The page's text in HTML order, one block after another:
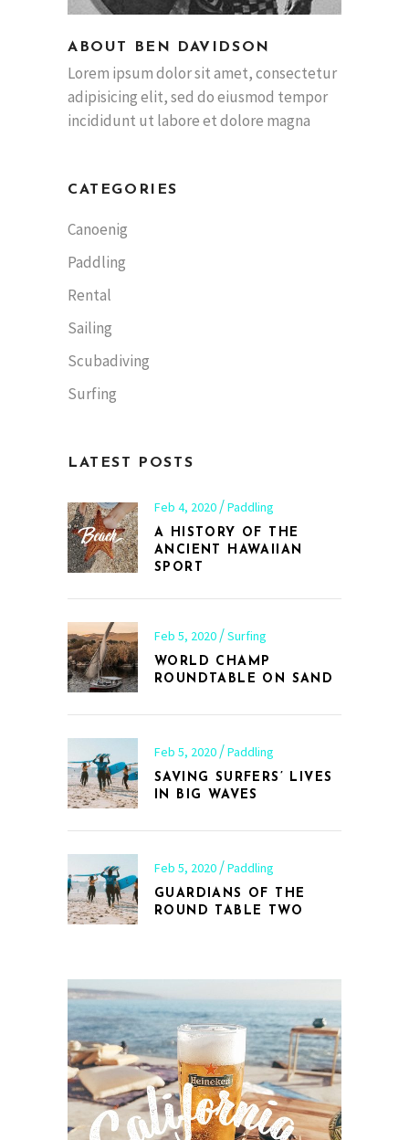
ABOUT BEN DAVIDSON
Lorem ipsum dolor sit amet, consectetur
adipisicing elit, sed do eiusmod tempor
incididunt ut labore et dolore magna
CATEGORIES
Canoenig
Paddling
Rental
Sailing
Scubadiving
Surfing
LATEST POSTS
Feb 4, 2020 Paddling
A HISTORY OF THE
ANCIENT HAWAIIAN
SPORT
Feb 5, 2020 Surfing
WORLD CHAMP
ROUNDTABLE ON SAND
Feb 5, 2020 Paddling
SAVING SURFERS’ LIVES
IN BIG WAVES
Feb 5, 2020 Paddling
GUARDIANS OF THE
ROUND TABLE TWO